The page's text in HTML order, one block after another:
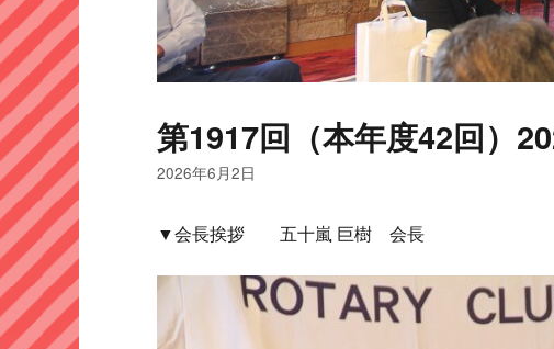
第1917回（本年度42回）
2026年6月2日
▼会長挨拶 五十嵐 巨樹 会長